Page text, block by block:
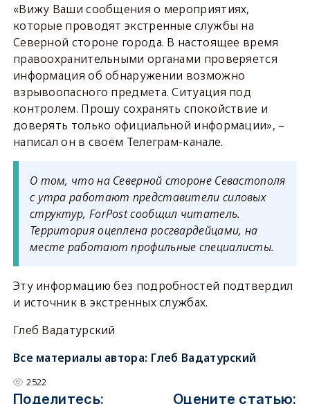
«Вижу Ваши сообщения о мероприятиях,
которые проводят экстренные службы на
Северной стороне города. В настоящее время
правоохранительными органами проверяется
информация об обнаружении возможно
взрывоопасного предмета. Ситуация под
контролем. Прошу сохранять спокойствие и
доверять только официальной информации», –
написал он в своём Телеграм-канале.
О том, что на Северной стороне Севастополя
с утра работают представители силовых
структур, ForPost сообщил читатель.
Территория оцеплена росгвардейцами, на
месте работают профильные специалисты.
Эту информацию без подробностей подтвердил
и источник в экстренных службах.
Глеб Вадатурский
Все материалы автора: Глеб Вадатурский
2522
Поделитесь: Оцените статью: